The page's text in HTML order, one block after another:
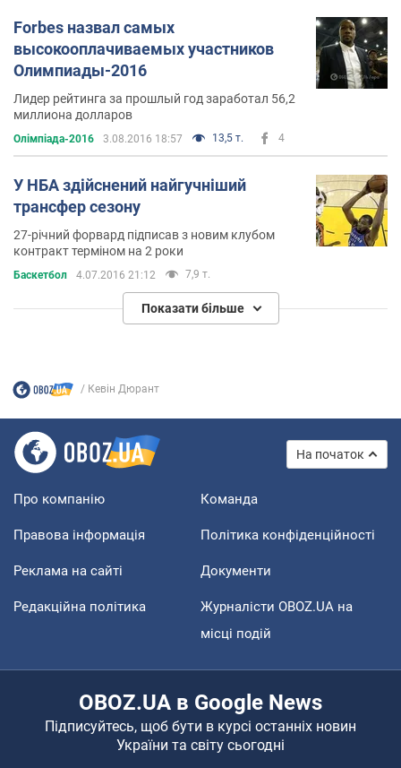
Forbes назвал самых
высокооплачиваемых участников
Олимпиады-2016
Лидер рейтинга за прошлый год заработал 56,2
миллиона долларов
Олімпіада-2016 3.08.2016 18:57 13,5 т. 4
У НБА здійснений найгучніший
трансфер сезону
27-річний форвард підписав з новим клубом
контракт терміном на 2 роки
Баскетбол 4.07.2016 21:12 7,9 т.
Показати більше
Кевін Дюрант
На початок
Про компанію Команда
Правова інформація Політика конфіденційності
Реклама на сайті Документи
Редакційна політика
Журналісти OBOZ.UA на
місці подій
OBOZ.UA в Google News
Підписуйтесь, щоб бути в курсі останніх новин
України та світу сьогодні